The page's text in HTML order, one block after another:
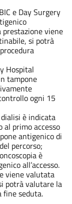
e Day Surgery
prestazione viene
si potrà
Hospital
tampone
ogni 15
è indicata
al primo accesso
antigenico di
percorso;
è
all’accesso.
viene valutata
potrà valutare la
fine seduta.